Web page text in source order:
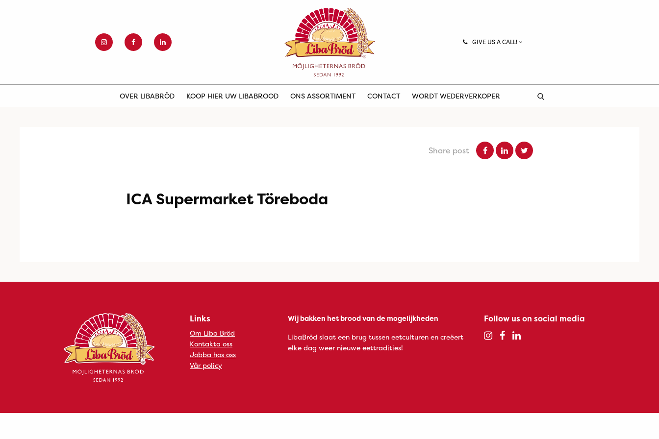
GIVE US A CALL!
OVER LIBABRÖD KOOP HIER UW LIBABROOD ONS ASSORTIMENT CONTACT WORDT WEDERVERKOPER
Share post
ICA Supermarket Töreboda
Links
Om Liba Bröd
Kontakta oss
Jobba hos oss
Vår policy
Wij bakken het brood van de mogelijkheden
LibaBröd slaat een brug tussen eetculturen en creëert
elke dag weer nieuwe eettradities!
Follow us on social media